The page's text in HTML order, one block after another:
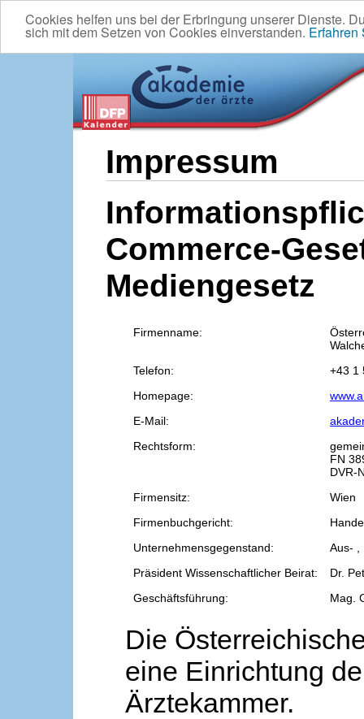
Cookies helfen uns bei der Erbringung unserer Dienste.
sich mit dem Setzen von Cookies einverstanden. Erfahren
Impressum
Commerce-
Mediengesetz
Firmenname:
Telefon:
+43 1
Homepage:
E-Mail:
Rechtsform:
FN
DVR-
Firmensitz:
Wien
Firmenbuchgericht:
Unternehmensgegenstand:
Aus- ,
Präsident Wissenschaftlicher Beirat:
Dr.
Geschäftsführung:
Mag.
Die
eine Einrichtung
Ärztekammer.